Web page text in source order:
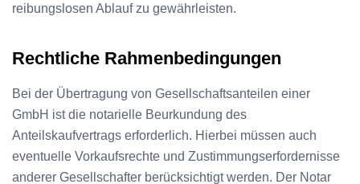
reibungslosen Ablauf zu gewährleisten.
Rechtliche Rahmenbedingungen
Bei der Übertragung von Gesellschaftsanteilen einer
GmbH ist die notarielle Beurkundung des
Anteilskaufvertrags erforderlich. Hierbei müssen auch
eventuelle Vorkaufsrechte und Zustimmungserfordernisse
anderer Gesellschafter berücksichtigt werden. Der Notar